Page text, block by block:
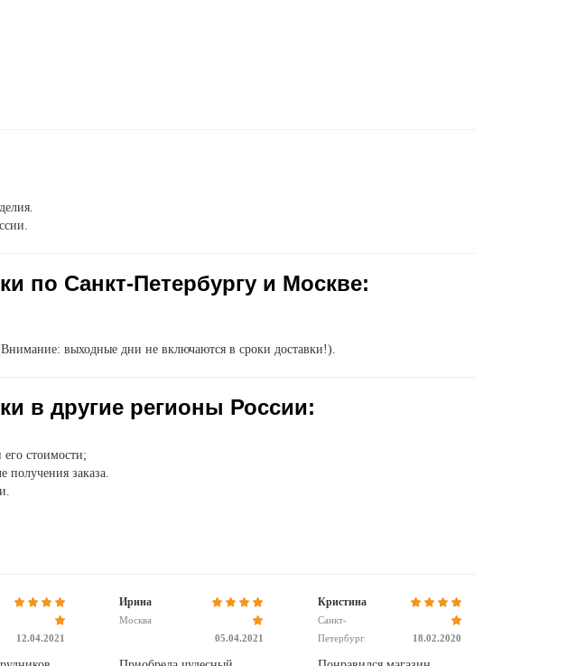
по Санкт-Петербургу и Москве:
выходные дни не включаются в сроки доставки!).
в другие регионы России:
его стоимости;
получения заказа.
12.04.2021
Ирина
Москва
05.04.2021
Кристина
Санкт-
Петербург
18.02.2020